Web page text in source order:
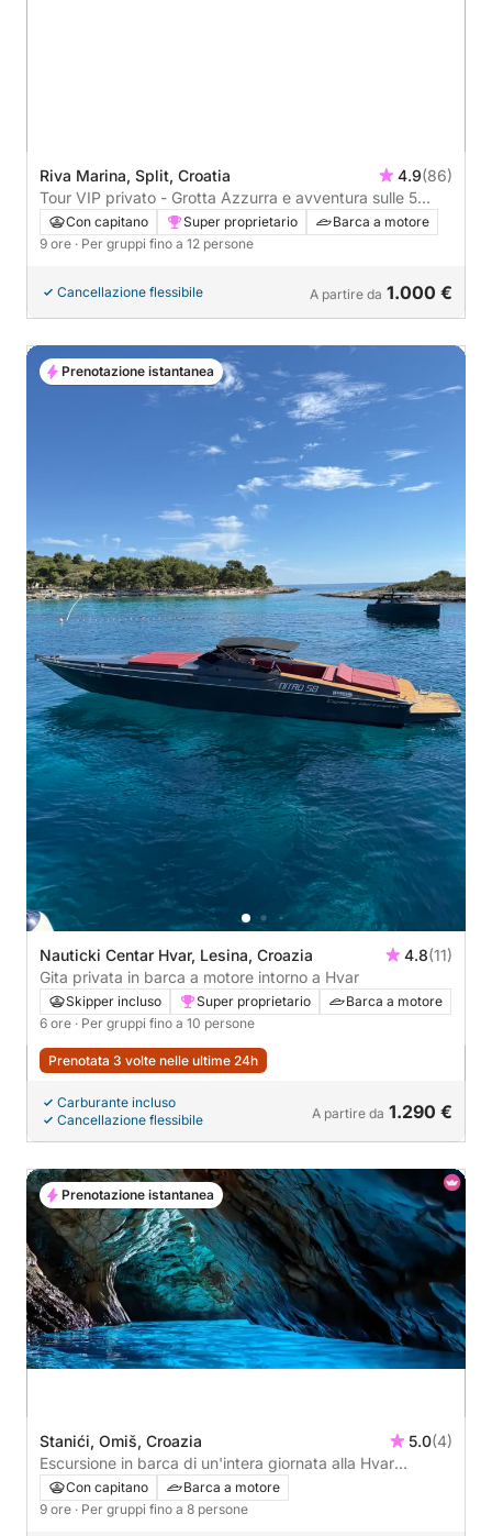
Riva Marina, Split, Croatia 4.9(86)
Tour VIP privato - Grotta Azzurra e avventura sulle 5
isole: Hvar, Stiniva, Lagune Blu e altro ancora
Con capitano Super proprietario
Barca a motore
9 ore · Per gruppi fino a 12 persone
Cancellazione flessibile A partire da 1.000 €
Nauticki Centar Hvar, Lesina, Croazia 4.8(11)
Gita privata in barca a motore intorno a Hvar
Skipper incluso Super proprietario
Barca a motore
6 ore · Per gruppi fino a 10 persone
Prenotata 3 volte nelle ultime 24h
Carburante incluso
Cancellazione flessibile
A partire da 1.290 €
Prenotazione istantanea
Stanići, Omiš, Croazia 5.0(4)
Escursione in barca di un'intera giornata alla Hvar
nascosta e alla Grotta Azzurra.
Con capitano
Barca a motore
9 ore · Per gruppi fino a 8 persone
Prenotazione istantanea